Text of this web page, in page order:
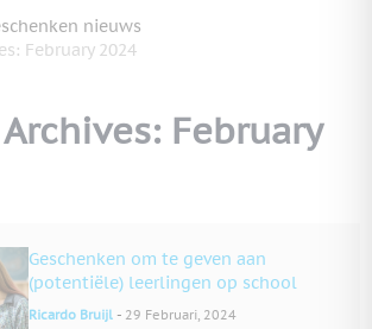
nieuws
February 2024
February
Geschenken om te geven aan
(potentiële) leerlingen op school
Ricardo Bruijl - 29 Februari, 2024